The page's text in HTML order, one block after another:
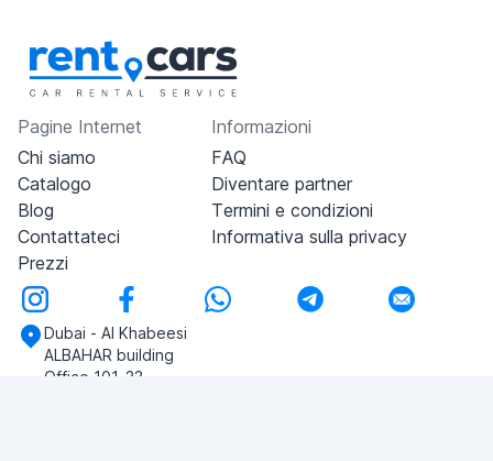
Pagine Internet
Chi siamo
Catalogo
Blog
Contattateci
Prezzi
Informazioni
FAQ
Diventare partner
Termini e condizioni
Informativa sulla privacy
Dubai - Al Khabeesi
ALBAHAR building
Office 101-33